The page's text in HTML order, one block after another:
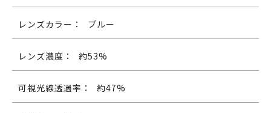
レンズカラー： ブルー
レンズ濃度： 約53%
可視光線透過率： 約47%